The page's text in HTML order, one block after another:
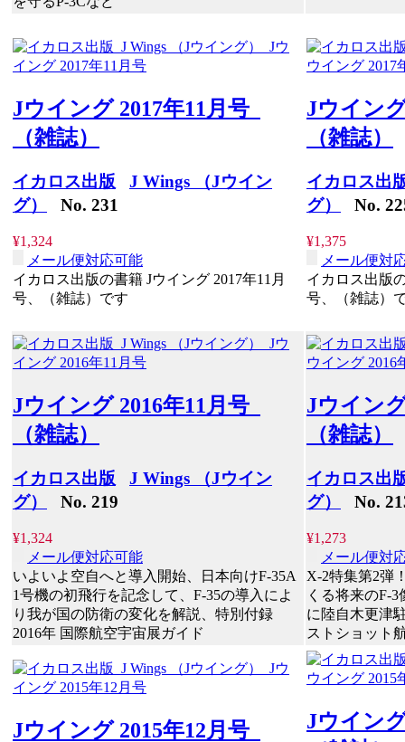
Jウイング 2017年11月号
（雑誌）
イカロス出版
J Wings （Jウイン
グ）
No. 231
¥1,324
メール便対応可能
イカロス出版の書籍 Jウイング 2017年11月
号、（雑誌）です
Jウイン
（雑誌）
イカロス出
グ）
No.
¥1,375
メール便対
イカロス出版
号、（雑誌）
Jウイング 2016年11月号
（雑誌）
イカロス出版
J Wings （Jウイン
グ）
No. 219
¥1,324
メール便対応可能
いよいよ空自へと導入開始、日本向けF-35A
1号機の初飛行を記念して、F-35の導入によ
り我が国の防衛の変化を解説、特別付録
2016年 国際航空宇宙展ガイド
Jウイン
（雑誌）
イカロス出
グ）
No.
¥1,273
メール便対
X-2特集第2弾
くる将来のF-
に陸自木更津
ストショット
Jウイング 2015年12月号
Jウイン